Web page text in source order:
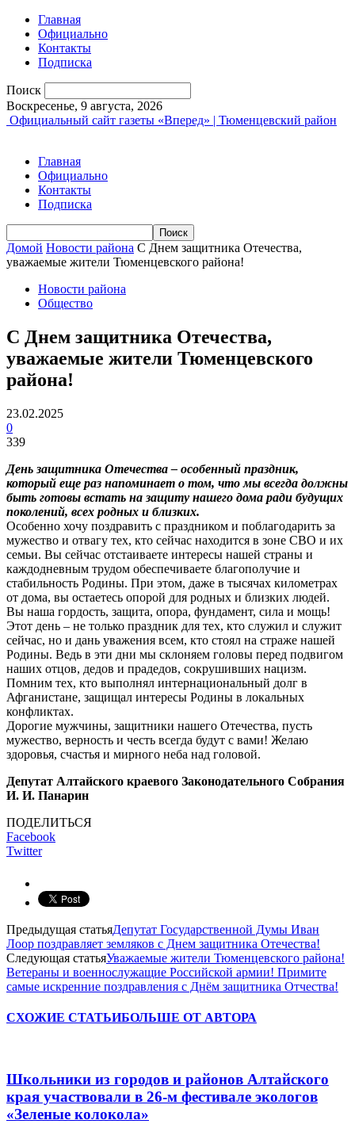
Главная
Официально
Контакты
Подписка
Поиск
Воскресенье, 9 августа, 2026
Официальный сайт газеты «Вперед» | Тюменцевский район
Главная
Официально
Контакты
Подписка
Домой Новости района С Днем защитника Отечества,
уважаемые жители Тюменцевского района!
Новости района
Общество
С Днем защитника Отечества,
уважаемые жители Тюменцевского
района!
23.02.2025
0
339
День защитника Отечества – особенный праздник,
который еще раз напоминает о том, что мы всегда должны
быть готовы встать на защиту нашего дома ради будущих
поколений, всех родных и близких.
Особенно хочу поздравить с праздником и поблагодарить за
мужество и отвагу тех, кто сейчас находится в зоне СВО и их
семьи. Вы сейчас отстаиваете интересы нашей страны и
каждодневным трудом обеспечиваете благополучие и
стабильность Родины. При этом, даже в тысячах километрах
от дома, вы остаетесь опорой для родных и близких людей.
Вы наша гордость, защита, опора, фундамент, сила и мощь!
Этот день – не только праздник для тех, кто служил и служит
сейчас, но и дань уважения всем, кто стоял на страже нашей
Родины. Ведь в эти дни мы склоняем головы перед подвигом
наших отцов, дедов и прадедов, сокрушивших нацизм.
Помним тех, кто выполнял интернациональный долг в
Афганистане, защищал интересы Родины в локальных
конфликтах.
Дорогие мужчины, защитники нашего Отечества, пусть
мужество, верность и честь всегда будут с вами! Желаю
здоровья, счастья и мирного неба над головой.
Депутат Алтайского краевого Законодательного Собрания
И. И. Панарин
ПОДЕЛИТЬСЯ
Facebook
Twitter
Предыдущая статьяДепутат Государственной Думы Иван
Лоор поздравляет земляков с Днем защитника Отечества!
Следующая статьяУважаемые жители Тюменцевского района!
Ветераны и военнослужащие Российской армии! Примите
самые искренние поздравления с Днём защитника Отчества!
СХОЖИЕ СТАТЬИБОЛЬШЕ ОТ АВТОРА
Школьники из городов и районов Алтайского
края участвовали в 26-м фестивале экологов
«Зеленые колокола»